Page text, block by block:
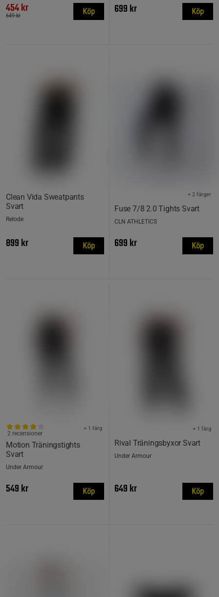
454 kr
649 kr Köp 699 kr Köp
Clean Vida Sweatpants
Svart
Relode
899 kr Köp
Fuse 7/8 2.0 Tights Svart
+ 2 färger
CLN ATHLETICS
699 kr Köp
Motion Träningstights
Svart
+ 1 färg
2 recensioner
Under Armour
549 kr Köp
Rival Träningsbyxor Svart
+ 1 färg
Under Armour
649 kr Köp